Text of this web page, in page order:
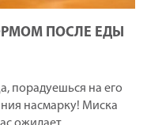
ПОСЛЕ ЕДЫ
порадуешься на его
насмарку! Миска